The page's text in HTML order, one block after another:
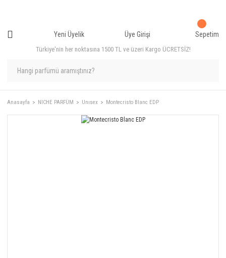
Türkiye'nin her noktasına 1500 TL ve üzeri Kargo ÜCRETSİZ!
Yeni Üyelik Üye Girişi Sepetim
Anasayfa NICHE PARFÜM Unısex Montecristo Blanc EDP